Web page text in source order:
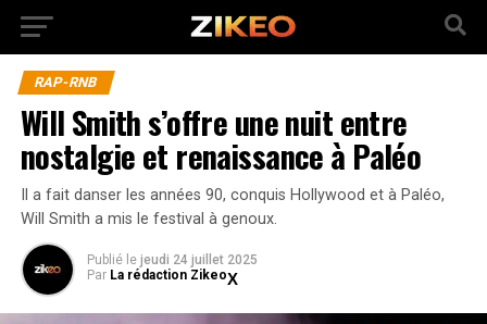
RAP-RNB
Will Smith s’offre une nuit entre
nostalgie et renaissance à Paléo
Il a fait danser les années 90, conquis Hollywood et à Paléo,
Will Smith a mis le festival à genoux.
Publié le jeudi 24 juillet 2025
Par La rédaction Zikeo